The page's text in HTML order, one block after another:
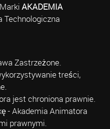
AKADEMIA
Technologiczna
Zastrzeżone.
treści,
jest chroniona prawnie.
- Akademia Animatora
prawnymi.